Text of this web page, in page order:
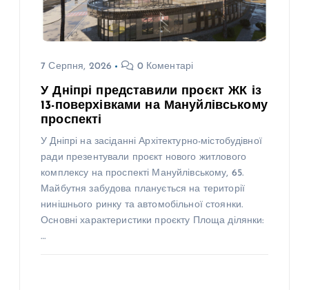
7 Серпня, 2026 0 Коментарі
У Дніпрі представили проєкт ЖК із
13-поверхівками на Мануйлівському
проспекті
У Дніпрі на засіданні Архітектурно-містобудівної
ради презентували проєкт нового житлового
комплексу на проспекті Мануйлівському, 65.
Майбутня забудова планується на території
нинішнього ринку та автомобільної стоянки.
Основні характеристики проєкту Площа ділянки:
…